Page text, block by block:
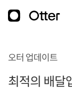
오터 업데이트
최적의 배달